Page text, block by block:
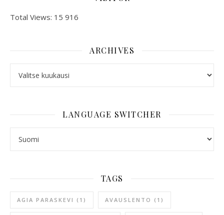
Total Views: 15 916
ARCHIVES
LANGUAGE SWITCHER
TAGS
AGIA PARASKEVI (1) AVAUSLENTO (1)